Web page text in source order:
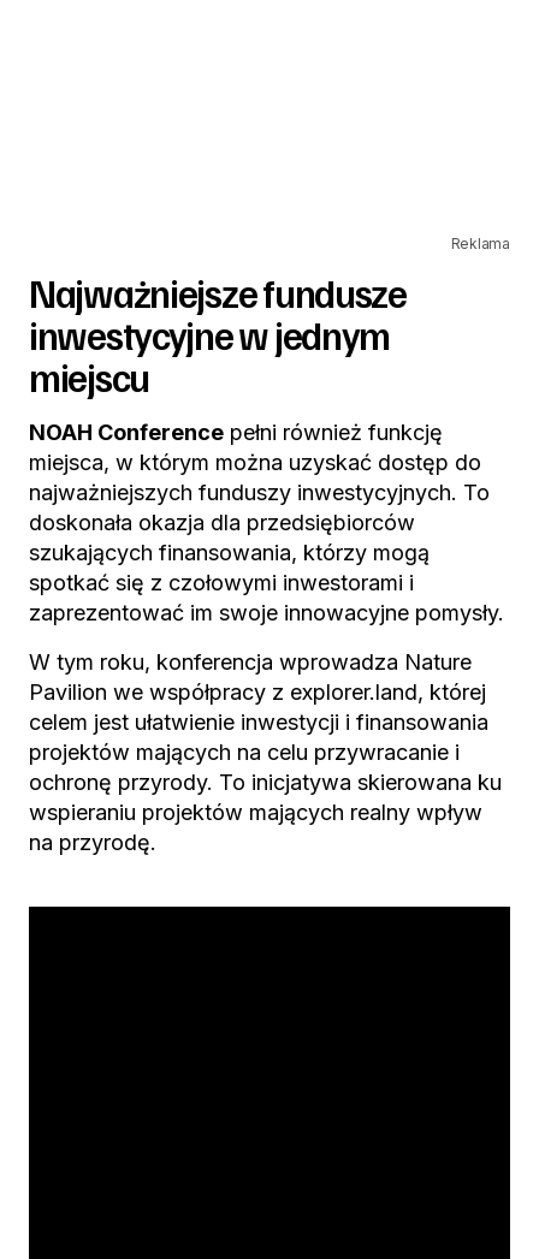
Reklama
Najważniejsze fundusze
inwestycyjne w jednym
miejscu
NOAH Conference pełni również funkcję
miejsca, w którym można uzyskać dostęp do
najważniejszych funduszy inwestycyjnych. To
doskonała okazja dla przedsiębiorców
szukających finansowania, którzy mogą
spotkać się z czołowymi inwestorami i
zaprezentować im swoje innowacyjne pomysły.
W tym roku, konferencja wprowadza Nature
Pavilion we współpracy z explorer.land, której
celem jest ułatwienie inwestycji i finansowania
projektów mających na celu przywracanie i
ochronę przyrody. To inicjatywa skierowana ku
wspieraniu projektów mających realny wpływ
na przyrodę.